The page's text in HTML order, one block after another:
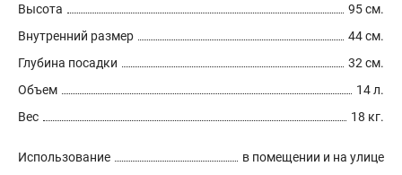
95 см.
Высота
44 см.
Внутренний размер
32 см.
Глубина посадки
14 л.
Объем
18 кг.
Вес
в помещении и на улице
Использование